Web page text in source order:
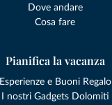
Dove andare
Cosa fare
Pianifica la vacanza
Esperienze e Buoni Regalo
I nostri Gadgets Dolomiti